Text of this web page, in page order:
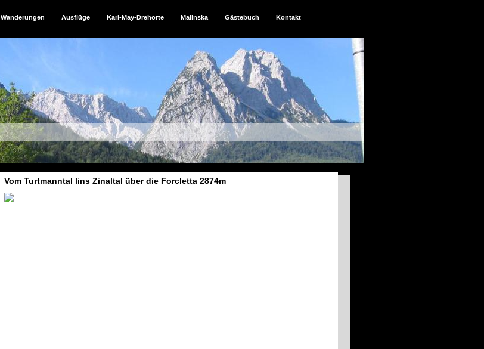
Wanderungen Ausflüge Karl-May-Drehorte Malinska Gästebuch Kontakt
Vom Turtmanntal lins Zinaltal über die Forcletta 2874m